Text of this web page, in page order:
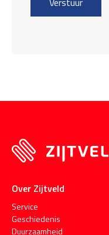
Over Zijtveld
Service
Geschiedenis
Duurzaamheid